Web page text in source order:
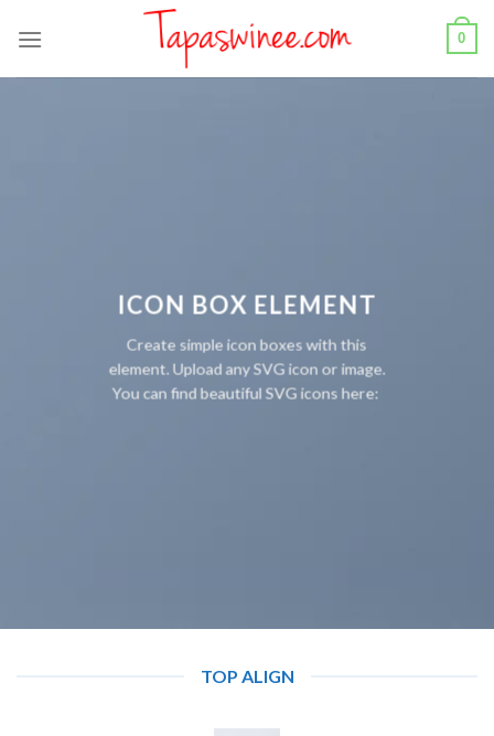
0
ICON BOX ELEMENT
Create simple icon boxes with this
element. Upload any SVG icon or image.
You can find beautiful SVG icons here:
TOP ALIGN